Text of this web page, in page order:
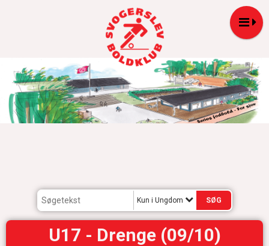
Kun i Ungdom
U17 - Drenge (09/10)